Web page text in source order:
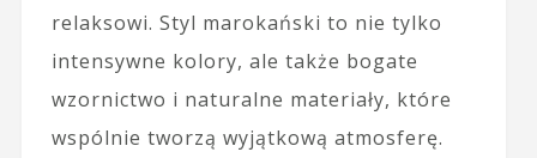
relaksowi. Styl marokański to nie tylko
intensywne kolory, ale także bogate
wzornictwo i naturalne materiały, które
wspólnie tworzą wyjątkową atmosferę.